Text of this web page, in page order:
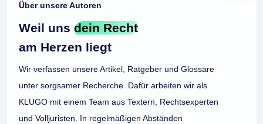
Über unsere Autoren
Weil unsdein Recht
am Herzen liegt
Wir verfassen unsere Artikel, Ratgeber und Glossare
unter sorgsamer Recherche. Dafür arbeiten wir als
KLUGO mit einem Team aus Textern, Rechtsexperten
und Volljuristen. In regelmäßigen Abständen